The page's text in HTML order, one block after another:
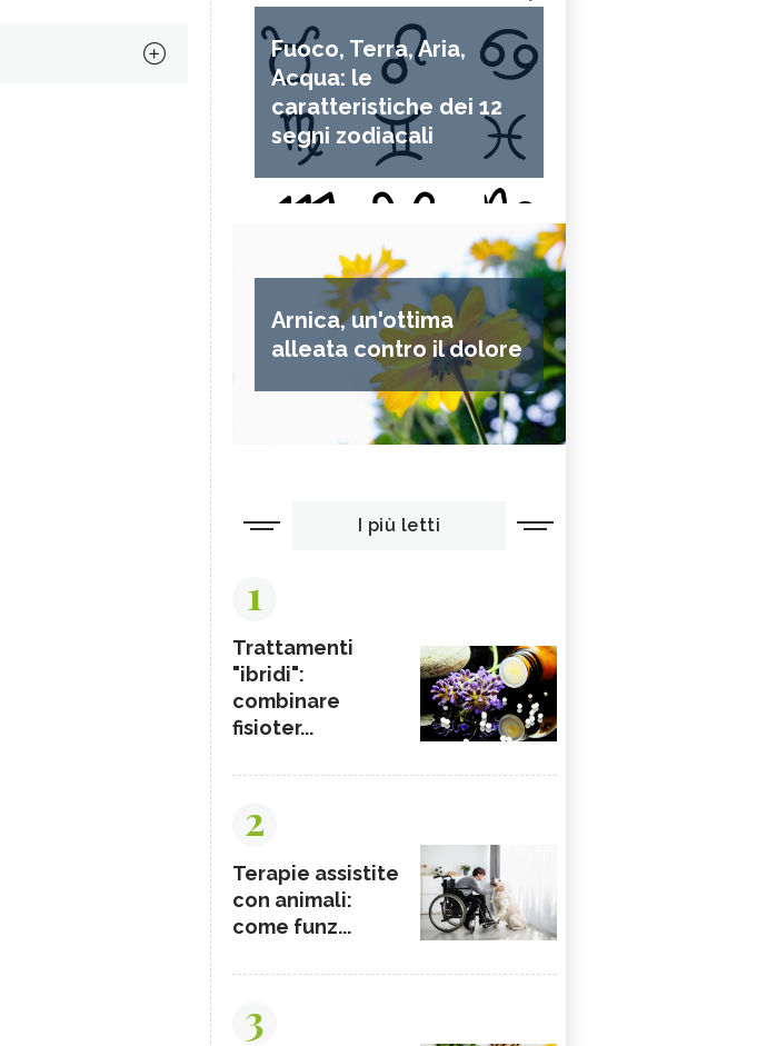
Fuoco, Terra, Aria,
Acqua: le
caratteristiche dei 12
segni zodiacali
Arnica, un'ottima
alleata contro il dolore
I più letti
1
Trattamenti
"ibridi":
combinare
fisioter...
2
Terapie assistite
con animali:
come funz...
3